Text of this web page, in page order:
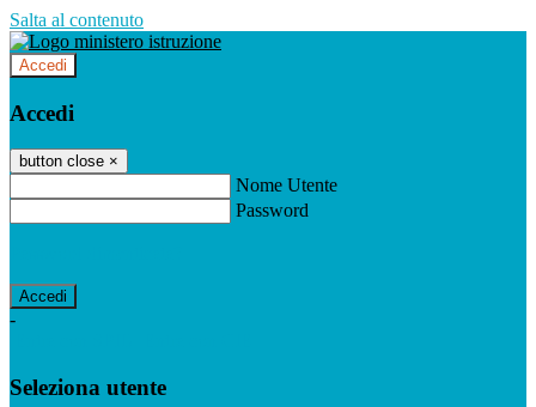
Salta al contenuto
Accedi
Accedi
button close ×
Nome Utente
Password
-
Seleziona utente